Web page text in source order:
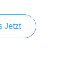
Jetzt